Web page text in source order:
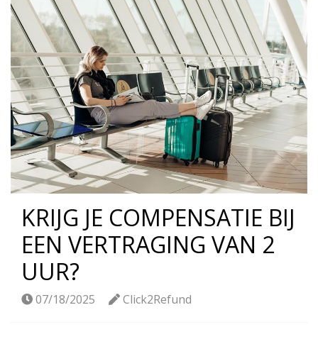
KRIJG JE COMPENSATIE BIJ
EEN VERTRAGING VAN 2
UUR?
07/18/2025 Click2Refund